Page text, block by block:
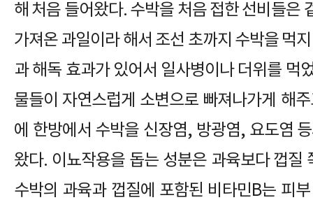
해 처음 들어왔다. 수박을 처음 접한 선비들은
가져온 과일이라 해서 조선 초까지 수박을 먹
과 해독 효과가 있어서 일사병이나 더위를 먹
물들이 자연스럽게 소변으로 빠져나가게 해
에 한방에서 수박을 신장염, 방광염, 요도염
왔다. 이뇨작용을 돕는 성분은 과육보다 껍질
수박의 과육과 껍질에 포함된 비타민B는 피